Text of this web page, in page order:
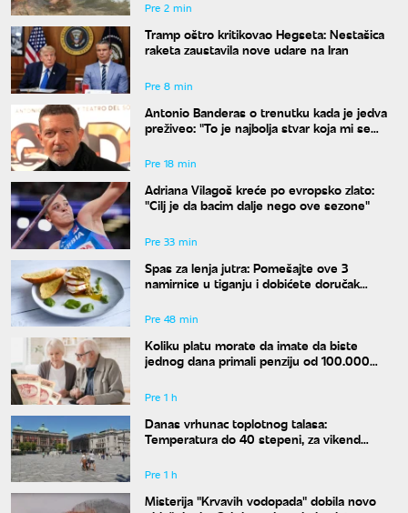
Pre 2 min
Tramp oštro kritikovao Hegseta: Nestašica
raketa zaustavila nove udare na Iran
Pre 8 min
Antonio Banderas o trenutku kada je jedva
preživeo: "To je najbolja stvar koja mi se
Pre 18 min
Adriana Vilagoš kreće po evropsko zlato:
"Cilj je da bacim dalje nego ove sezone"
Pre 33 min
Spas za lenja jutra: Pomešajte ove 3
namirnice u tiganju i dobićete doručak
Pre 48 min
Koliku platu morate da imate da biste
jednog dana primali penziju od 100.000
Pre 1 h
Danas vrhunac toplotnog talasa:
Temperatura do 40 stepeni, za vikend
Pre 1 h
Misterija "Krvavih vodopada" dobila novo